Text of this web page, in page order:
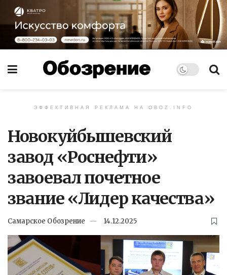
ЭФФЕКТИВНАЯ РЕКЛАМА НА OBOZ.INFO
Новокуйбышевский
завод «Роснефти»
завоевал почетное
звание «Лидер качества»
Самарское Обозрение 14.12.2025